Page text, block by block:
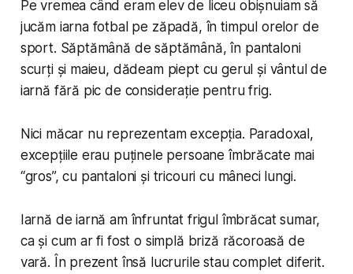
Pe vremea când eram elev de liceu obișnuiam să
jucăm iarna fotbal pe zăpadă, în timpul orelor de
sport. Săptămână de săptămână, în pantaloni
scurți și maieu, dădeam piept cu gerul și vântul de
iarnă fără pic de considerație pentru frig.
Nici măcar nu reprezentam excepția. Paradoxal,
excepțiile erau puținele persoane îmbrăcate mai
“gros”, cu pantaloni și tricouri cu mâneci lungi.
Iarnă de iarnă am înfruntat frigul îmbrăcat sumar,
ca și cum ar fi fost o simplă briză răcoroasă de
vară. În prezent însă lucrurile stau complet diferit.